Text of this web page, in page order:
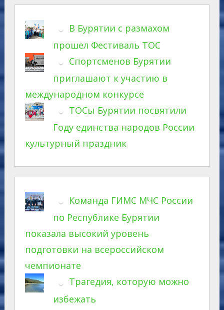
В Бурятии с размахом
прошел Фестиваль ТОС
Спортсменов Бурятии
приглашают к участию в
международном конкурсе
ТОСы Бурятии посвятили
Году единства народов России
культурный праздник
Команда ГИМС МЧС России
по Республике Бурятии
показала высокий уровень
подготовки на всероссийском
чемпионате
Трагедия, которую можно
избежать